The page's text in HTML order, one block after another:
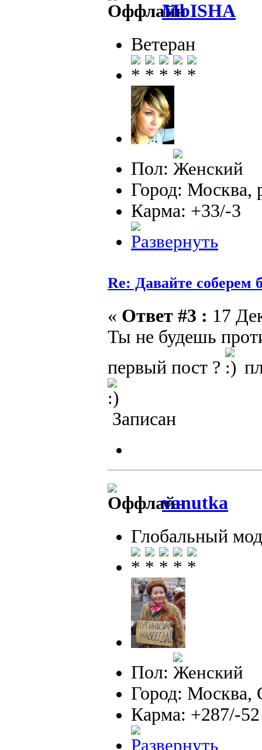
MbISHA
Ветеран
Пол:
Город: Москва,
Карма: +33/-3
Re: Давайте
« Ответ #3 : 17
Ты не будешь
первый пост ?
Записан
vanutka
Глобальный
Пол:
Город:
Карма: +287/-52